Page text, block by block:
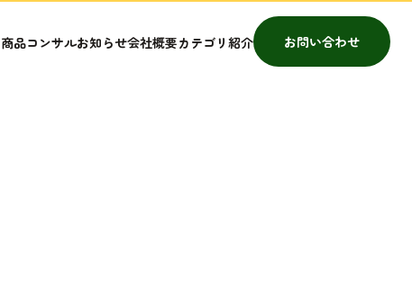
商品コンサルお知らせ会社概要カテゴリ紹介 お問い合わせ